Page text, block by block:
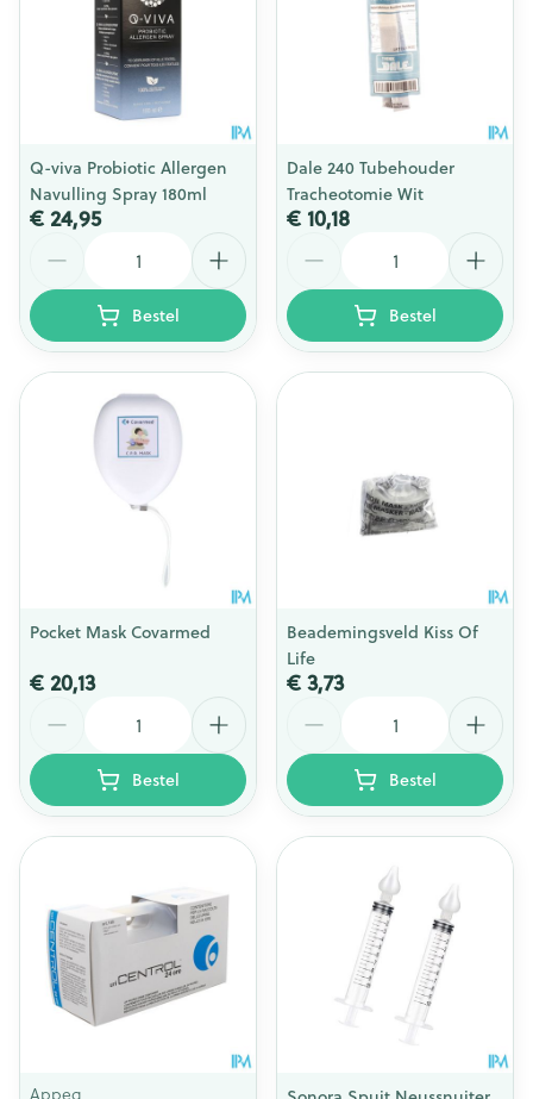
Q-viva Probiotic Allergen
Navulling Spray 180ml
€ 24,95
Bestel
Dale 240 Tubehouder
Tracheotomie Wit
€ 10,18
Bestel
Pocket Mask Covarmed
€ 20,13
Bestel
Beademingsveld Kiss Of
Life
€ 3,73
Bestel
Appeg